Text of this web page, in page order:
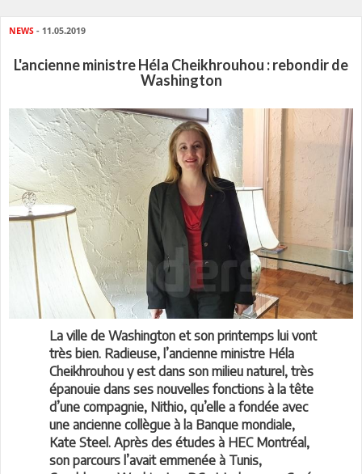
NEWS - 11.05.2019
L'ancienne ministre Héla Cheikhrouhou : rebondir de
Washington
La ville de Washington et son printemps lui vont
très bien. Radieuse, l’ancienne ministre Héla
Cheikhrouhou y est dans son milieu naturel, très
épanouie dans ses nouvelles fonctions à la tête
d’une compagnie, Nithio, qu’elle a fondée avec
une ancienne collègue à la Banque mondiale,
Kate Steel. Après des études à HEC Montréal,
son parcours l’avait emmenée à Tunis,